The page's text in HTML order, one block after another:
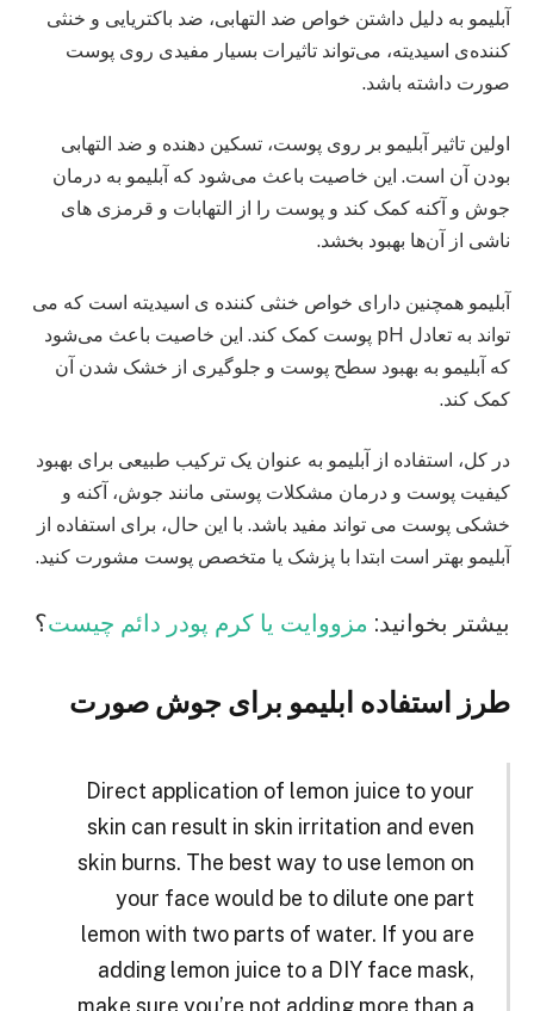
آبلیمو به دلیل داشتن خواص ضد التهابی، ضد باکتریایی و خنثی
کننده‌ی اسیدیته، می‌تواند تاثیرات بسیار مفیدی روی پوست
صورت داشته باشد.
اولین تاثیر آبلیمو بر روی پوست، تسکین دهنده و ضد التهابی
بودن آن است. این خاصیت باعث می‌شود که آبلیمو به درمان
جوش و آکنه کمک کند و پوست را از التهابات و قرمزی‌ های
ناشی از آن‌ها بهبود بخشد.
آبلیمو همچنین دارای خواص خنثی کننده‌ ی اسیدیته است که می‌
تواند به تعادل pH پوست کمک کند. این خاصیت باعث می‌شود
که آبلیمو به بهبود سطح پوست و جلوگیری از خشک شدن آن
کمک کند.
در کل، استفاده از آبلیمو به عنوان یک ترکیب طبیعی برای بهبود
کیفیت پوست و درمان مشکلات پوستی مانند جوش، آکنه و
خشکی پوست می‌ تواند مفید باشد. با این حال، برای استفاده از
آبلیمو بهتر است ابتدا با پزشک یا متخصص پوست مشورت کنید.
بیشتر بخوانید: مزووایت یا کرم پودر دائم چیست؟
طرز استفاده ابلیمو برای جوش صورت
Direct application of lemon juice to your
skin can result in skin irritation and even
skin burns. The best way to use lemon on
your face would be to dilute one part
lemon with two parts of water. If you are
adding lemon juice to a DIY face mask,
make sure you’re not adding more than a